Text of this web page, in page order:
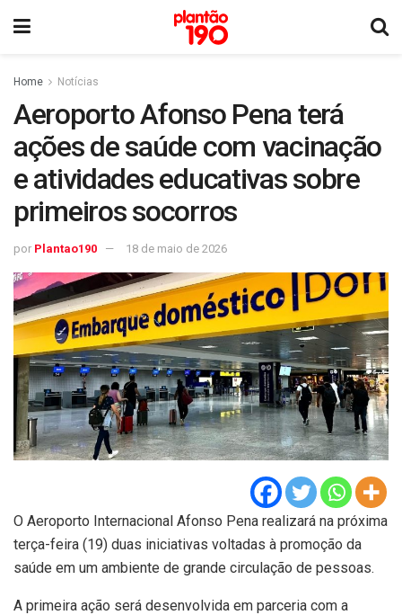
Home Notícias
Aeroporto Afonso Pena terá
ações de saúde com vacinação
e atividades educativas sobre
primeiros socorros
por Plantao190 18 de maio de 2026
O Aeroporto Internacional Afonso Pena realizará na próxima
terça-feira (19) duas iniciativas voltadas à promoção da
saúde em um ambiente de grande circulação de pessoas.
A primeira ação será desenvolvida em parceria com a